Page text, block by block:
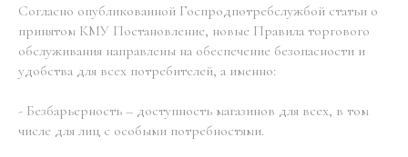
Согласно опубликованной Госпродпотребслужбой статьи о
принятом КМУ Постановление, новые Правила торгового
обслуживания направлены на обеспечение безопасности и
удобства для всех потребителей, а именно:
- Безбарьерность – доступность магазинов для всех, в том
числе для лиц с особыми потребностями.